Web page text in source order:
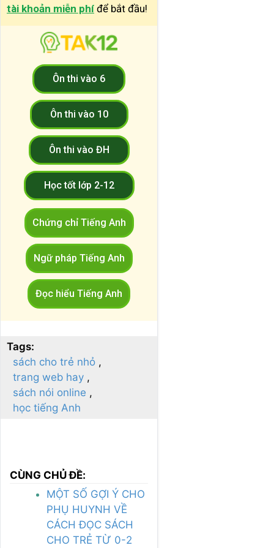
tài khoản miễn phí để bắt đầu!
Ôn thi vào 6
Ôn thi vào 10
Ôn thi vào ĐH
Học tốt lớp 2-12
Chứng chỉ Tiếng Anh
Ngữ pháp Tiếng Anh
Đọc hiểu Tiếng Anh
Tags:
sách cho trẻ nhỏ
trang web hay
sách nói online
học tiếng Anh
CÙNG CHỦ ĐỀ:
MỘT SỐ GỢI Ý CHO
PHỤ HUYNH VỀ
CÁCH ĐỌC SÁCH
CHO TRẺ TỪ 0-2